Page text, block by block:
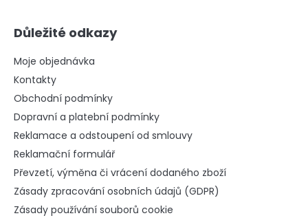
Důležité odkazy
Moje objednávka
Kontakty
Obchodní podmínky
Dopravní a platební podmínky
Reklamace a odstoupení od smlouvy
Reklamační formulář
Převzetí, výměna či vrácení dodaného zboží
Zásady zpracování osobních údajů (GDPR)
Zásady používání souborů cookie